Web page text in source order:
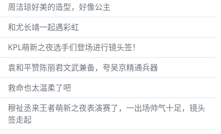
周洁琼好美的造型，好像公主
和尤长靖一起遇彩虹
KPL萌新之夜选手们登场进行镜头签！
袁和平赞陈丽君文武兼备，夸吴京精通兵器
救命也太温柔了吧
穆祉丞来王者萌新之夜表演赛了，一出场帅气十足，镜头
签走起